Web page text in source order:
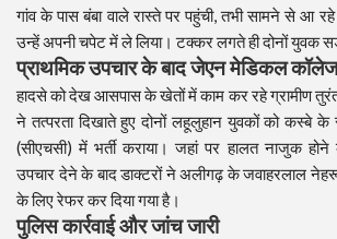
गांव के पास बंबा वाले रास्ते पर पहुंची, तभी सामने से आ
उन्हें अपनी चपेट में ले लिया। टक्कर लगते ही दोनों युवक
प्राथमिक उपचार के बाद जेएन मेडिकल
हादसे को देख आसपास के खेतों में काम कर रहे ग्रामीण
ने तत्परता दिखाते हुए दोनों लहूलुहान युवकों को कस्बे के
(सीएचसी) में भर्ती कराया। जहां पर हालत नाजुक
उपचार देने के बाद डाक्टरों ने अलीगढ़ के जवाहरलाल
के लिए रेफर कर दिया गया है।
पुलिस कार्रवाई और जांच जारी